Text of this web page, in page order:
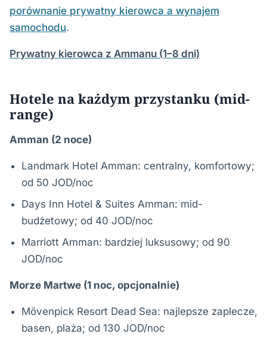
porównanie prywatny kierowca a wynajem
samochodu.
Prywatny kierowca z Ammanu (1–8 dni)
Hotele na każdym przystanku (mid-
range)
Amman (2 noce)
Landmark Hotel Amman: centralny, komfortowy;
od 50 JOD/noc
Days Inn Hotel & Suites Amman: mid-
budżetowy; od 40 JOD/noc
Marriott Amman: bardziej luksusowy; od 90
JOD/noc
Morze Martwe (1 noc, opcjonalnie)
Mövenpick Resort Dead Sea: najlepsze zaplecze,
basen, plaża; od 130 JOD/noc